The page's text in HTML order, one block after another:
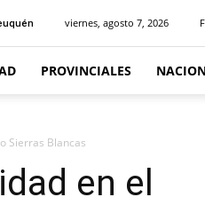
viernes, agosto 7, 2026
PROVINCIALES
Sierras Blancas
en el